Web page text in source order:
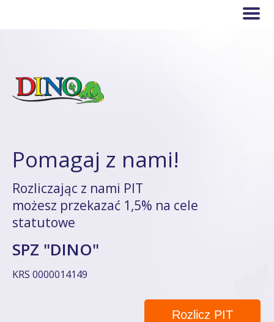
Pomagaj z nami!
Rozliczając z nami PIT
możesz przekazać 1,5% na cele
statutowe
SPZ "DINO"
KRS 0000014149
Rozlicz PIT